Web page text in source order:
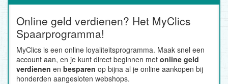
Online geld verdienen? Het MyClics
Spaarprogramma!
MyClics is een online loyaliteitsprogramma. Maak snel een
account aan, en je kunt direct beginnen met online geld
verdienen en besparen op bijna al je online aankopen bij
honderden aangesloten webshops.